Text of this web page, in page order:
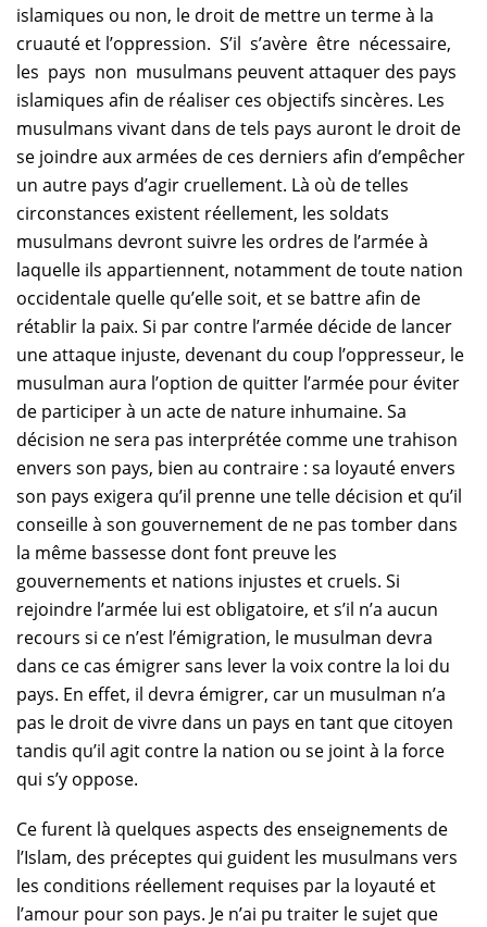
islamiques ou non, le droit de mettre un terme à la
cruauté et l’oppression. S’il s’avère être nécessaire,
les pays non musulmans peuvent attaquer des pays
islamiques afin de réaliser ces objectifs sincères. Les
musulmans vivant dans de tels pays auront le droit de
se joindre aux armées de ces derniers afin d’empêcher
un autre pays d’agir cruellement. Là où de telles
circonstances existent réellement, les soldats
musulmans devront suivre les ordres de l’armée à
laquelle ils appartiennent, notamment de toute nation
occidentale quelle qu’elle soit, et se battre afin de
rétablir la paix. Si par contre l’armée décide de lancer
une attaque injuste, devenant du coup l’oppresseur, le
musulman aura l’option de quitter l’armée pour éviter
de participer à un acte de nature inhumaine. Sa
décision ne sera pas interprétée comme une trahison
envers son pays, bien au contraire : sa loyauté envers
son pays exigera qu’il prenne une telle décision et qu’il
conseille à son gouvernement de ne pas tomber dans
la même bassesse dont font preuve les
gouvernements et nations injustes et cruels. Si
rejoindre l’armée lui est obligatoire, et s’il n’a aucun
recours si ce n’est l’émigration, le musulman devra
dans ce cas émigrer sans lever la voix contre la loi du
pays. En effet, il devra émigrer, car un musulman n’a
pas le droit de vivre dans un pays en tant que citoyen
tandis qu’il agit contre la nation ou se joint à la force
qui s’y oppose.
Ce furent là quelques aspects des enseignements de
l’Islam, des préceptes qui guident les musulmans vers
les conditions réellement requises par la loyauté et
l’amour pour son pays. Je n’ai pu traiter le sujet que